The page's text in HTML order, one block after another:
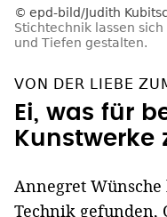
epd-bild/Judith
Stichtechnik lassen
und Tiefen gestalten.
VON DER LIEBE
Ei, was für
Kunstwerke
Annegret
Technik gefunden,